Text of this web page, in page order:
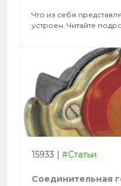
Что из себя
устроен. Читайте
15933 | #Статьи
Соединительная